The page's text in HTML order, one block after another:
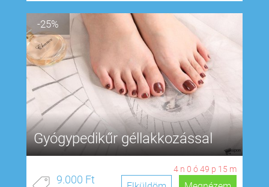
-25%
Gyógypedikűr géllakkozással
4 n 0 ó49 p 14 m
9.000 Ft